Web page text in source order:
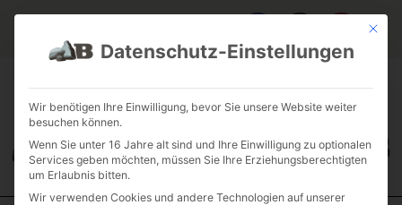
JOBS
FUHRPARK
Mit
Datenschutz-Einstellungen
Wir benötigen Ihre Einwilligung, bevor Sie unsere Website weiter
besuchen können.
Wenn Sie unter 16 Jahre alt sind und Ihre Einwilligung zu optionalen
Services geben möchten, müssen Sie Ihre Erziehungsberechtigten
um Erlaubnis bitten.
Wir verwenden Cookies und andere Technologien auf unserer